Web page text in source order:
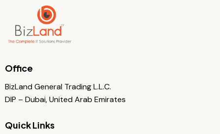
Office
BizLand General Trading L.L.C.
DIP – Dubai, United Arab Emirates
Quick Links